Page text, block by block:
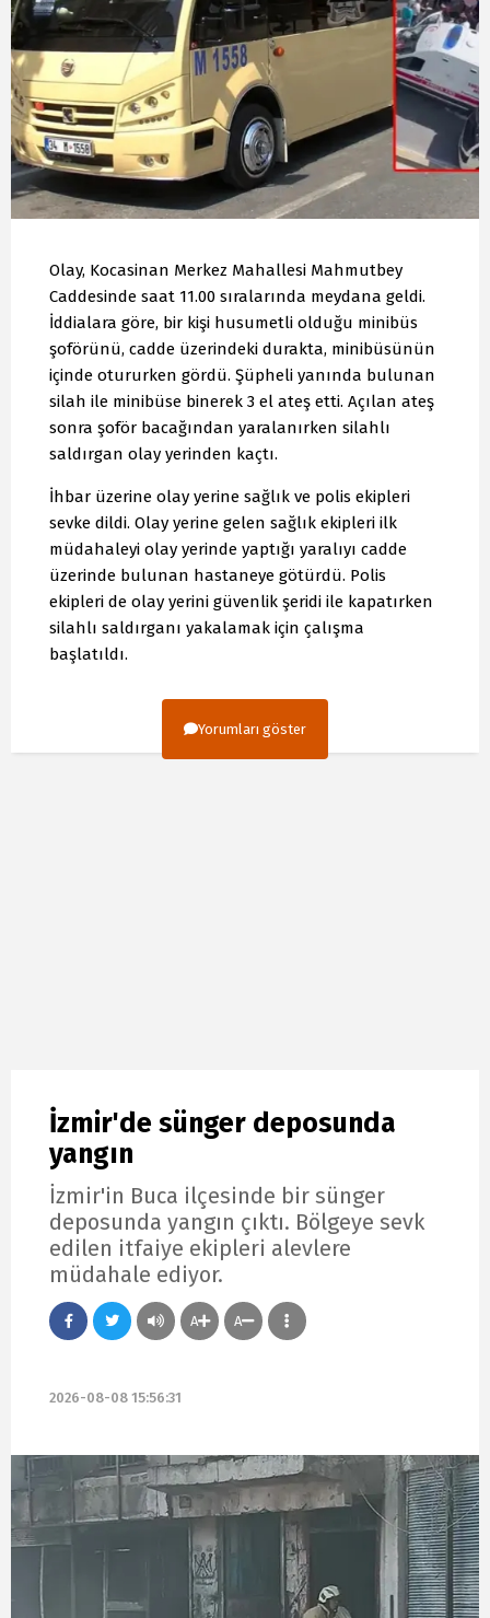
Olay, Kocasinan Merkez Mahallesi Mahmutbey
Caddesinde saat 11.00 sıralarında meydana geldi.
İddialara göre, bir kişi husumetli olduğu minibüs
şoförünü, cadde üzerindeki durakta, minibüsünün
içinde otururken gördü. Şüpheli yanında bulunan
silah ile minibüse binerek 3 el ateş etti. Açılan ateş
sonra şoför bacağından yaralanırken silahlı
saldırgan olay yerinden kaçtı.
İhbar üzerine olay yerine sağlık ve polis ekipleri
sevke dildi. Olay yerine gelen sağlık ekipleri ilk
müdahaleyi olay yerinde yaptığı yaralıyı cadde
üzerinde bulunan hastaneye götürdü. Polis
ekipleri de olay yerini güvenlik şeridi ile kapatırken
silahlı saldırganı yakalamak için çalışma
başlatıldı.
Yorumları göster
İzmir'de sünger deposunda
yangın
İzmir'in Buca ilçesinde bir sünger
deposunda yangın çıktı. Bölgeye sevk
edilen itfaiye ekipleri alevlere
müdahale ediyor.
A A
2026-08-08 15:56:31